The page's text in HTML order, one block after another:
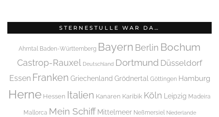
STERNESTULLE WAR DA…
Ahrntal Baden-Württemberg Bayern Berlin Bochum
Castrop-Rauxel Deutschland Dortmund Düsseldorf
Essen Franken Griechenland Grödnertal Göttingen Hamburg
Herne Hessen Italien Kanaren Karibik Köln Leipzig Madeira
Mallorca Mein Schiff Mittelmeer Neßmersiel Niederlande